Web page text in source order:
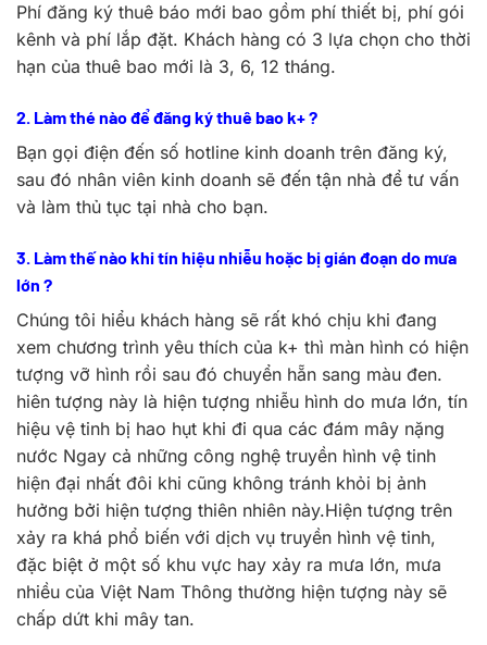
Phí đăng ký thuê báo mới bao gồm phí thiết bị, phí gói
kênh và phí lắp đặt. Khách hàng có 3 lựa chọn cho thời
hạn của thuê bao mới là 3, 6, 12 tháng.
2. Làm thé nào để đăng ký thuê bao k+ ?
Bạn gọi điện đến số hotline kinh doanh trên đăng ký,
sau đó nhân viên kinh doanh sẽ đến tận nhà để tư vấn
và làm thủ tục tại nhà cho bạn.
3. Làm thế nào khi tín hiệu nhiễu hoặc bị gián đoạn do mưa
lớn ?
Chúng tôi hiểu khách hàng sẽ rất khó chịu khi đang
xem chương trình yêu thích của k+ thì màn hình có hiện
tượng vỡ hình rồi sau đó chuyển hẵn sang màu đen.
hiên tượng này là hiện tượng nhiễu hình do mưa lớn, tín
hiệu vệ tinh bị hao hụt khi đi qua các đám mây nặng
nước Ngay cả những công nghệ truyền hình vệ tinh
hiện đại nhất đôi khi cũng không tránh khỏi bị ảnh
hưởng bởi hiện tượng thiên nhiên này.Hiện tượng trên
xảy ra khá phổ biến với dịch vụ truyền hình vệ tinh,
đặc biệt ở một số khu vực hay xảy ra mưa lớn, mưa
nhiều của Việt Nam Thông thường hiện tượng này sẽ
chấp dứt khi mây tan.